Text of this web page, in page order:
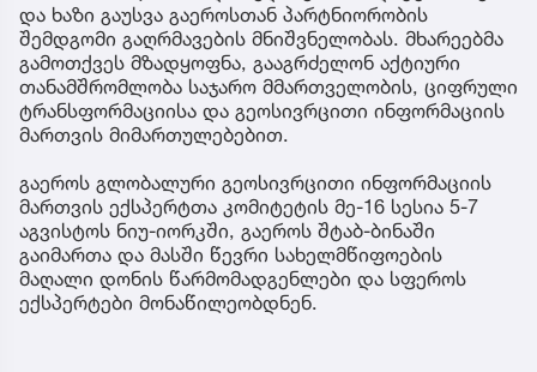
და ხაზი გაუსვა გაეროსთან პარტნიორობის
შემდგომი გაღრმავების მნიშვნელობას. მხარეებმა
გამოთქვეს მზადყოფნა, გააგრძელონ აქტიური
თანამშრომლობა საჯარო მმართველობის, ციფრული
ტრანსფორმაციისა და გეოსივრცითი ინფორმაციის
მართვის მიმართულებებით.
გაეროს გლობალური გეოსივრცითი ინფორმაციის
მართვის ექსპერტთა კომიტეტის მე-16 სესია 5-7
აგვისტოს ნიუ-იორკში, გაეროს შტაბ-ბინაში
გაიმართა და მასში წევრი სახელმწიფოების
მაღალი დონის წარმომადგენლები და სფეროს
ექსპერტები მონაწილეობდნენ.